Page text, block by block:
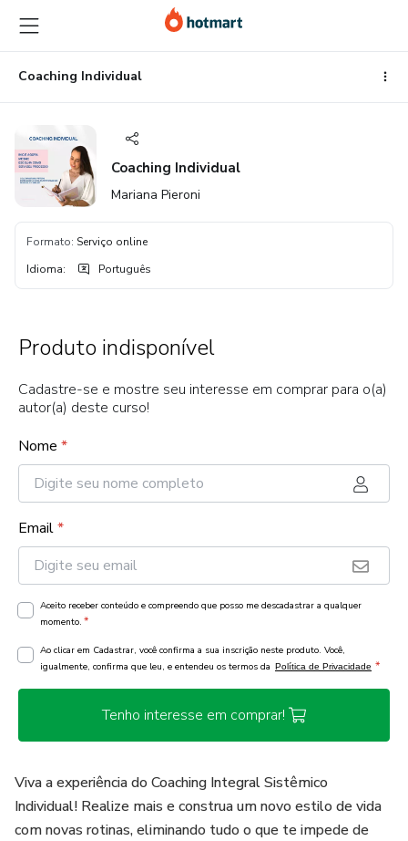
para
o
conteúdo
principal
para
o
pagamento
para
o
rodapéCoaching Individual
Coaching Individual
Mariana Pieroni
Formato: Serviço online
Idioma: Português
Produto indisponível
Cadastre-se e mostre seu interesse em comprar para o(a)
autor(a) deste curso!
Nome *
Email*
Aceito receber conteúdo e compreendo que posso me descadastrar a qualquer
momento. *
Ao clicar em Cadastrar, você confirma a sua inscrição neste produto. Você,
igualmente, confirma que leu, e entendeu os termos da Política de Privacidade *
Tenho interesse em comprar!
Viva a experiência do Coaching Integral Sistêmico
Individual! Realize mais e construa um novo estilo de vida
com novas rotinas, eliminando tudo o que te impede de